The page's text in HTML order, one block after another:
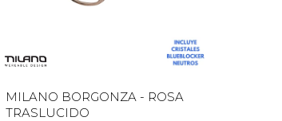
MILANO BORGONZA - ROSA
TRASLUCIDO